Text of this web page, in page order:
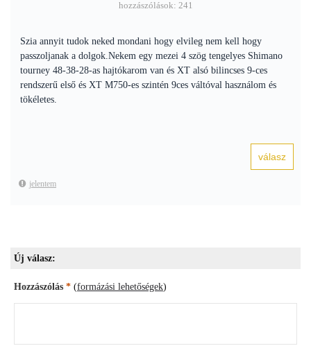
hozzászólások: 241
Szia annyit tudok neked mondani hogy elvileg nem kell hogy
passzoljanak a dolgok.Nekem egy mezei 4 szög tengelyes Shimano
tourney 48-38-28-as hajtókarom van és XT alsó bilincses 9-ces
rendszerű első és XT M750-es szintén 9ces váltóval használom és
tökéletes.
jelentem
Új válasz:
Hozzászólás * (formázási lehetőségek)